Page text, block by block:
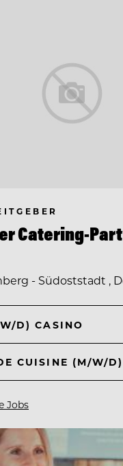
Catering-
- Südoststadt ,
D) CASINO
CUISINE (M/W/D)
Jobs